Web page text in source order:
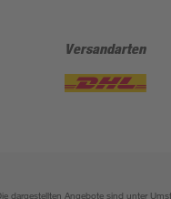
Versandarten
dargestellten Angebote sind unter